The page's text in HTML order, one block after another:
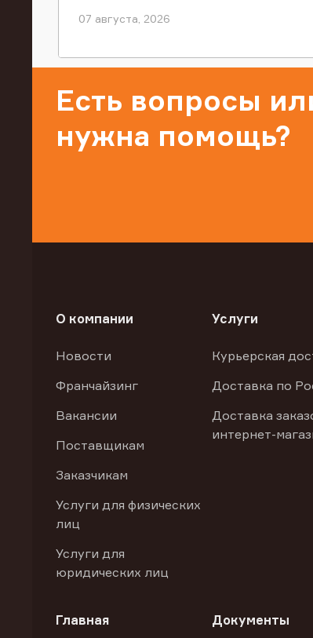
07 августа, 2026
Есть вопросы
нужна помощь?
О компании
Новости
Франчайзинг
Вакансии
Поставщикам
Заказчикам
Услуги для физических
лиц
Услуги для
юридических лиц
Услуги
Курьерская
Доставка по
Доставка
интернет-
Главная Документы